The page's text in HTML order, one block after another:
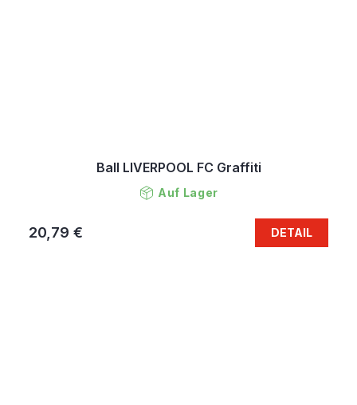
Ball LIVERPOOL FC Graffiti
Auf Lager
20,79 € DETAIL